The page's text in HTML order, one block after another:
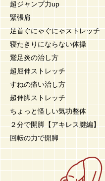
超ジャンプ力up
緊張肩
足首ぐにゃぐにゃストレッチ
寝たきりにならない体操
鵞足炎の治し方
超屈伸ストレッチ
すねの痛い治し方
超伸脚ストレッチ
ちょっと怪しい気功整体
２分で開脚【アキレス腱編】
回転の力で開脚